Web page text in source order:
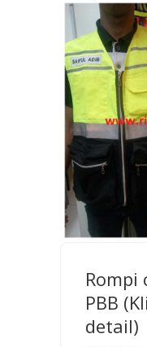
Rompi
PBB
detail)